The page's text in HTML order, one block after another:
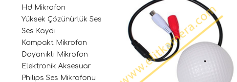
Hd Mikrofon
Yüksek Çözünürlük Ses
Ses Kaydı
Kompakt Mikrofon
Dayanıklı Mikrofon
Elektronik Aksesuar
Philips Ses Mikrofonu